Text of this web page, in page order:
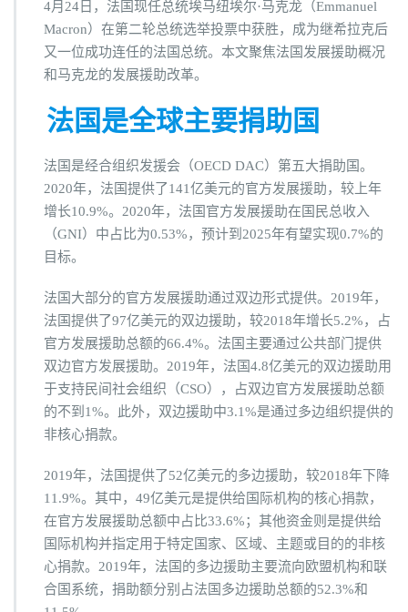
4月24日，法国现任总统埃马纽埃尔·马克龙（Emmanuel
Macron）在第二轮总统选举投票中获胜，成为继希拉克后
又一位成功连任的法国总统。本文聚焦法国发展援助概况
和马克龙的发展援助改革。
法国是全球主要捐助国
法国是经合组织发援会（OECD DAC）第五大捐助国。
2020年，法国提供了141亿美元的官方发展援助，较上年
增长10.9%。2020年，法国官方发展援助在国民总收入
（GNI）中占比为0.53%，预计到2025年有望实现0.7%的
目标。
法国大部分的官方发展援助通过双边形式提供。2019年，
法国提供了97亿美元的双边援助，较2018年增长5.2%，占
官方发展援助总额的66.4%。法国主要通过公共部门提供
双边官方发展援助。2019年，法国4.8亿美元的双边援助用
于支持民间社会组织（CSO），占双边官方发展援助总额
的不到1%。此外，双边援助中3.1%是通过多边组织提供的
非核心捐款。
2019年，法国提供了52亿美元的多边援助，较2018年下降
11.9%。其中，49亿美元是提供给国际机构的核心捐款，
在官方发展援助总额中占比33.6%；其他资金则是提供给
国际机构并指定用于特定国家、区域、主题或目的的非核
心捐款。2019年，法国的多边援助主要流向欧盟机构和联
合国系统，捐助额分别占法国多边援助总额的52.3%和